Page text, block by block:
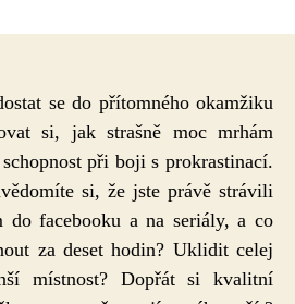
časem
se do přítomného okamžiku
si, jak strašně moc mrhám
při boji s prokrastinací.
si, že jste právě strávili
do facebooku a na seriály, a co
za deset hodin? Uklidit celej
místnost? Dopřát si kvalitní